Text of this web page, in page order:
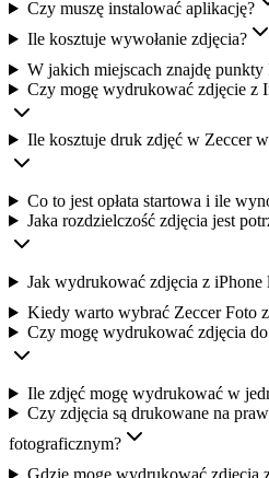
Czy muszę instalować aplikację?
Ile kosztuje wywołanie zdjęcia?
W jakich miejscach znajdę punkty
Czy mogę wydrukować zdjęcie z
Ile kosztuje druk zdjęć w Zeccer
Co to jest opłata startowa i ile
Jaka rozdzielczość zdjęcia jest
Jak wydrukować zdjęcia z iPhone
Kiedy warto wybrać Zeccer Foto
Czy mogę wydrukować zdjęcia
Ile zdjęć mogę wydrukować w
Czy zdjęcia są drukowane na
fotograficznym?
Gdzie mogę wydrukować zdjęcia